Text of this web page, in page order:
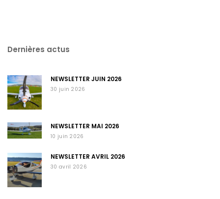
Dernières actus
NEWSLETTER JUIN 2026
30 juin 2026
NEWSLETTER MAI 2026
10 juin 2026
NEWSLETTER AVRIL 2026
30 avril 2026